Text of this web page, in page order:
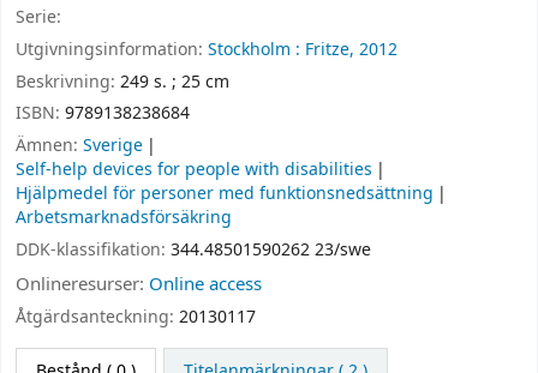
Serie:
Utgivningsinformation: Stockholm : Fritze, 2012
Beskrivning: 249 s. ; 25 cm
ISBN: 9789138238684
Ämnen: Sverige
Self-help devices for people with disabilities
Hjälpmedel för personer med funktionsnedsättning
Arbetsmarknadsförsäkring
DDK-klassifikation: 344.48501590262 23/swe
Onlineresurser: Online access
Åtgärdsanteckning: 20130117